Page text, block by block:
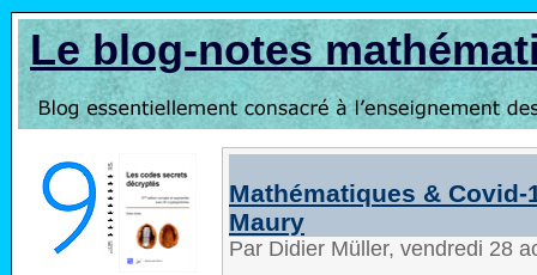
Le blog-notes
Mathématiques &
Maury
Par Didier Müller, vendredi 28